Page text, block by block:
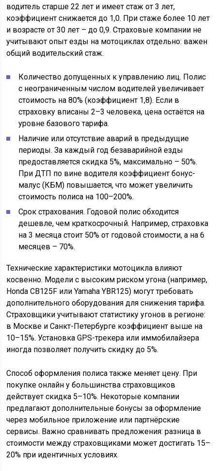
водитель старше 22 лет и имеет стаж от 3 лет,
коэффициент снижается до 1,0. При стаже более 10 лет
и возрасте от 30 лет – до 0,9. Страховые компании не
учитывают опыт езды на мотоциклах отдельно: важен
общий водительский стаж.
Количество допущенных к управлению лиц. Полис
с неограниченным числом водителей увеличивает
стоимость на 80% (коэффициент 1,8). Если в
страховку вписаны 2–3 человека, цена остаётся на
уровне базового тарифа.
Наличие или отсутствие аварий в предыдущие
периоды. За каждый год безаварийной езды
предоставляется скидка 5%, максимально – 50%.
При ДТП по вине водителя коэффициент бонус-
малус (КБМ) повышается, что может увеличить
стоимость полиса на 100–200%.
Срок страхования. Годовой полис обходится
дешевле, чем краткосрочный. Например, страховка
на 3 месяца стоит 50% от годовой стоимости, а на 6
месяцев – 70%.
Технические характеристики мотоцикла влияют
косвенно. Модели с высоким риском угона (например,
Honda CB125F или Yamaha YBR125) могут требовать
дополнительного оборудования для снижения тарифа.
Страховщики учитывают статистику угонов в регионе:
в Москве и Санкт-Петербурге коэффициент выше на
10–15%. Установка GPS-трекера или иммобилайзера
иногда позволяет получить скидку до 5%.
Способ оформления полиса также меняет цену. При
покупке онлайн у большинства страховщиков
действует скидка 5–10%. Некоторые компании
предлагают дополнительные бонусы за оформление
через мобильное приложение или партнёрские
сервисы. Важно сравнивать предложения: разница в
стоимости между страховщиками может достигать 15–
20% при идентичных условиях.